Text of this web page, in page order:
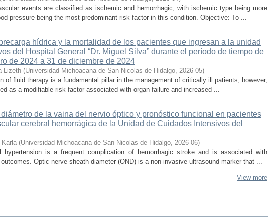
events are classified as ischemic and hemorrhagic, with ischemic type being more
pressure being the most predominant risk factor in this condition. Objective: To ...
hídrica y la mortalidad de los pacientes que ingresan a la unidad
del Hospital General “Dr. Miguel Silva” durante el período de tiempo de
de 2024 a 31 de diciembre de 2024
Lizeth (Universidad Michoacana de San Nicolas de Hidalgo, 2026-05)
of fluid therapy is a fundamental pillar in the management of critically ill patients; however,
as a modifiable risk factor associated with organ failure and increased ...
de la vaina del nervio óptico y pronóstico funcional en pacientes
cerebral hemorrágica de la Unidad de Cuidados Intensivos del
Karla (Universidad Michoacana de San Nicolas de Hidalgo, 2026-06)
hypertension is a frequent complication of hemorrhagic stroke and is associated with
Optic nerve sheath diameter (OND) is a non-invasive ultrasound marker that ...
View more